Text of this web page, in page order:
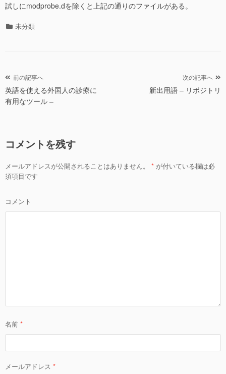
試しにmodprobe.dを除くと上記の通りのファイルがある。
カ 未分類
投
稿
ゲ
シ
ン
前の記事へ
英語を使える外国人の診療に
有用なツール –
次の記事へ
新出用語 – リポジトリ
コメントを残す
メールアドレスが公開されることはありません。 * が付いている欄は必
須項目です
コメント
名前 *
メールアドレス *